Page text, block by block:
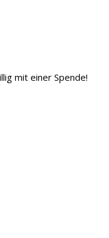
mit einer Spende!